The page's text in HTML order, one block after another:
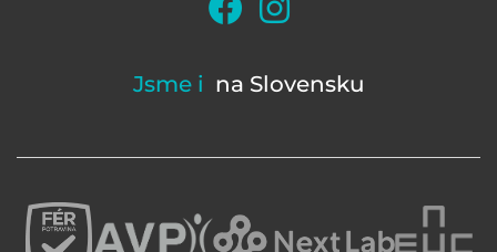
Jsme i na Slovensku